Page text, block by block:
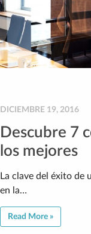
DICIEMBRE 19, 2016
Descubre 7
los mejores
La clave del éxito de
en la…
Read More »